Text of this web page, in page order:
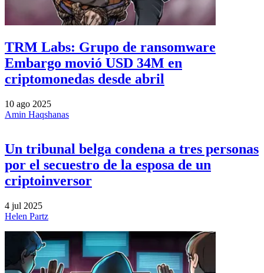
TRM Labs: Grupo de ransomware
Embargo movió USD 34M en
criptomonedas desde abril
10 ago 2025
Amin Haqshanas
Un tribunal belga condena a tres personas
por el secuestro de la esposa de un
criptoinversor
4 jul 2025
Helen Partz